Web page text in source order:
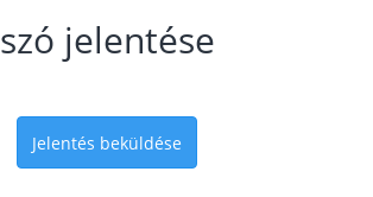
szó jelentése
Jelentés beküldése